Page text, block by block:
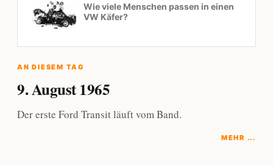
Wie viele Menschen passen in einen
VW Käfer?
AN DIESEM TAG
9. August 1965
Der erste Ford Transit läuft vom Band.
MEHR ...